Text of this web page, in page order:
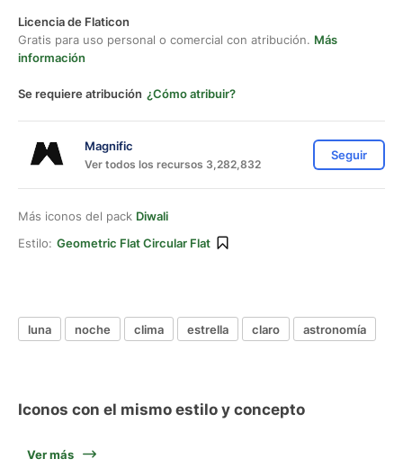
Licencia de Flaticon
Gratis para uso personal o comercial con atribución. Más
información
Se requiere atribución ¿Cómo atribuir?
Magnific
Ver todos los recursos 3,282,832
Seguir
Más iconos del pack Diwali
Estilo: Geometric Flat Circular Flat
luna noche clima estrella claro astronomía
Iconos con el mismo estilo y concepto
Ver más